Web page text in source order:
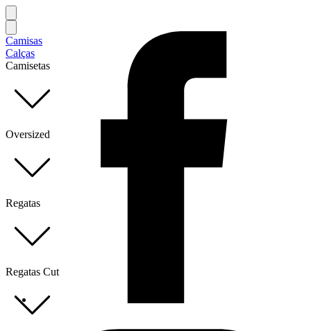
Camisas
Calças
Camisetas
Oversized
Regatas
Regatas Cut